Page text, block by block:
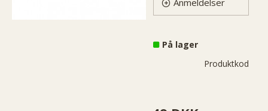
Anmeldelser
På lager
Produktkode::